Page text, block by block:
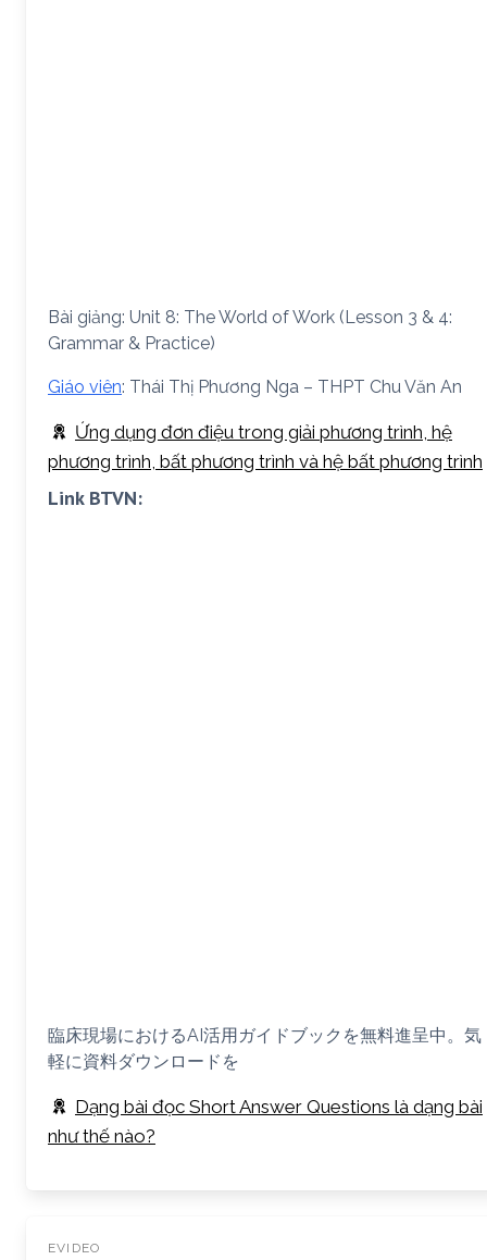
Bài giảng: Unit 8: The World of Work (Lesson 3 & 4:
Grammar & Practice)
Giáo viên: Thái Thị Phương Nga – THPT Chu Văn An
Ứng dụng đơn điệu trong giải phương trình, hệ
phương trình, bất phương trình và hệ bất phương trình
Link BTVN:
臨床現場におけるAI活用ガイドブックを無料進呈中。気
軽に資料ダウンロードを
Dạng bài đọc Short Answer Questions là dạng bài
như thế nào?
EVIDEO